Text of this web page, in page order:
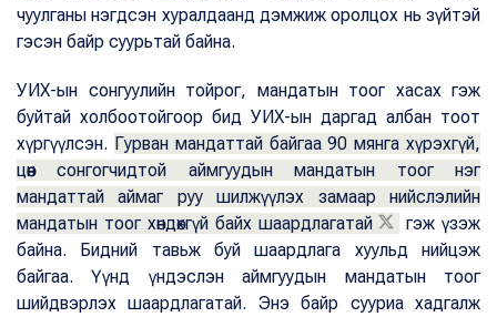
чуулганы нэгдсэн хуралдаанд дэмжиж оролцох нь зүйтэй
гэсэн байр суурьтай байна.
УИХ-ын сонгуулийн тойрог, мандатын тоог хасах гэж
буйтай холбоотойгоор бид УИХ-ын даргад албан тоот
хүргүүлсэн. Гурван мандаттай байгаа 90 мянга хүрэхгүй,
цөөн сонгогчидтой аймгуудын мандатын тоог нэг
мандаттай аймаг руу шилжүүлэх замаар нийслэлийн
мандатын тоог хөндөхгүй байх шаардлагатай
гэж үзэж
байна. Бидний тавьж буй шаардлага хуульд нийцэж
байгаа. Үүнд үндэслэн аймгуудын мандатын тоог
шийдвэрлэх шаардлагатай. Энэ байр сууриа хадгалж